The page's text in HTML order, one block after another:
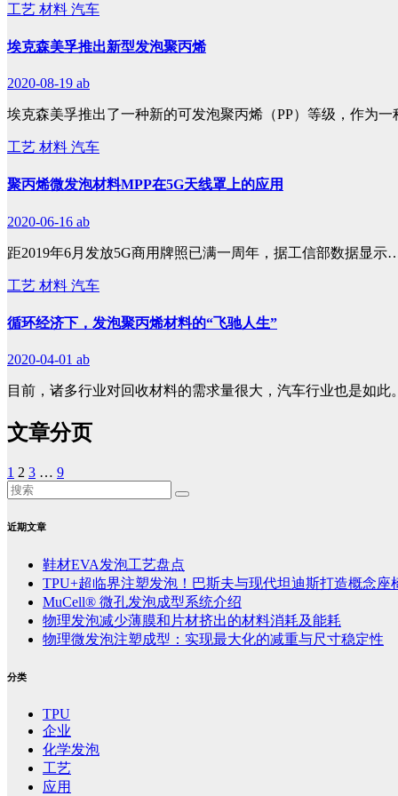
工艺 材料 汽车
埃克森美孚推出新型发泡聚丙烯
2020-08-19 ab
埃克森美孚推出了一种新的可发泡聚丙烯（PP）等级，作为
工艺 材料 汽车
聚丙烯微发泡材料MPP在5G天线罩上的应用
2020-06-16 ab
距2019年6月发放5G商用牌照已满一周年，据工信部数据显示
工艺 材料 汽车
循环经济下，发泡聚丙烯材料的“飞驰人生”
2020-04-01 ab
目前，诸多行业对回收材料的需求量很大，汽车行业也是如
文章分页
1 2 3 … 9
近期文章
鞋材EVA发泡工艺盘点
TPU+超临界注塑发泡！巴斯夫与现代坦迪斯打造概念座
MuCell® 微孔发泡成型系统介绍
物理发泡减少薄膜和片材挤出的材料消耗及能耗
物理微发泡注塑成型：实现最大化的减重与尺寸稳定性
分类
TPU
企业
化学发泡
工艺
应用